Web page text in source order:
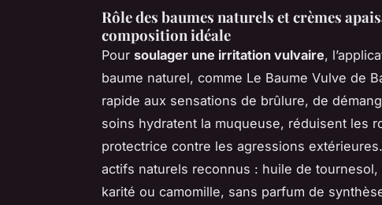
Rôle des baumes naturels et crèmes
composition idéale
Pour soulager une irritation vulvaire,
baume naturel, comme Le Baume Vulve de
rapide aux sensations de brûlure, de
soins hydratent la muqueuse, réduisent les
protectrice contre les agressions
actifs naturels reconnus : huile de
karité ou camomille, sans parfum de